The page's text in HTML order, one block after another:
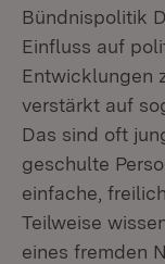
Bündnispolitik
Einfluss auf
Entwicklungen
verstärkt auf
Das sind oft
geschulte
einfache,
Teilweise
eines fremden